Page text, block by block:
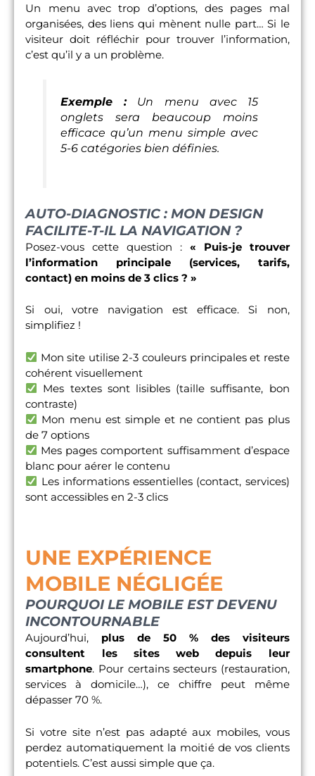
Un menu avec trop d’options, des pages mal
organisées, des liens qui mènent nulle part… Si le
visiteur doit réfléchir pour trouver l’information,
c’est qu’il y a un problème.
Exemple :Un menu avec 15
onglets sera beaucoup moins
efficace qu’un menu simple avec
5-6 catégories bien définies.
AUTO-DIAGNOSTIC : MON DESIGN
FACILITE-T-IL LA NAVIGATION ?
Posez-vous cette question : « Puis-je trouver
l’information principale (services, tarifs,
contact) en moins de 3 clics ? »
Si oui, votre navigation est efficace. Si non,
simplifiez !
Mon site utilise 2-3 couleurs principales et reste
cohérent visuellement
Mes textes sont lisibles (taille suffisante, bon
contraste)
Mon menu est simple et ne contient pas plus
de 7 options
Mes pages comportent suffisamment d’espace
blanc pour aérer le contenu
Les informations essentielles (contact, services)
sont accessibles en 2-3 clics
UNE EXPÉRIENCE
MOBILE NÉGLIGÉE
POURQUOI LE MOBILE EST DEVENU
INCONTOURNABLE
Aujourd’hui, plus de 50 % des visiteurs
consultent les sites web depuis leur
smartphone. Pour certains secteurs (restauration,
services à domicile…), ce chiffre peut même
dépasser 70 %.
Si votre site n’est pas adapté aux mobiles, vous
perdez automatiquement la moitié de vos clients
potentiels. C’est aussi simple que ça.